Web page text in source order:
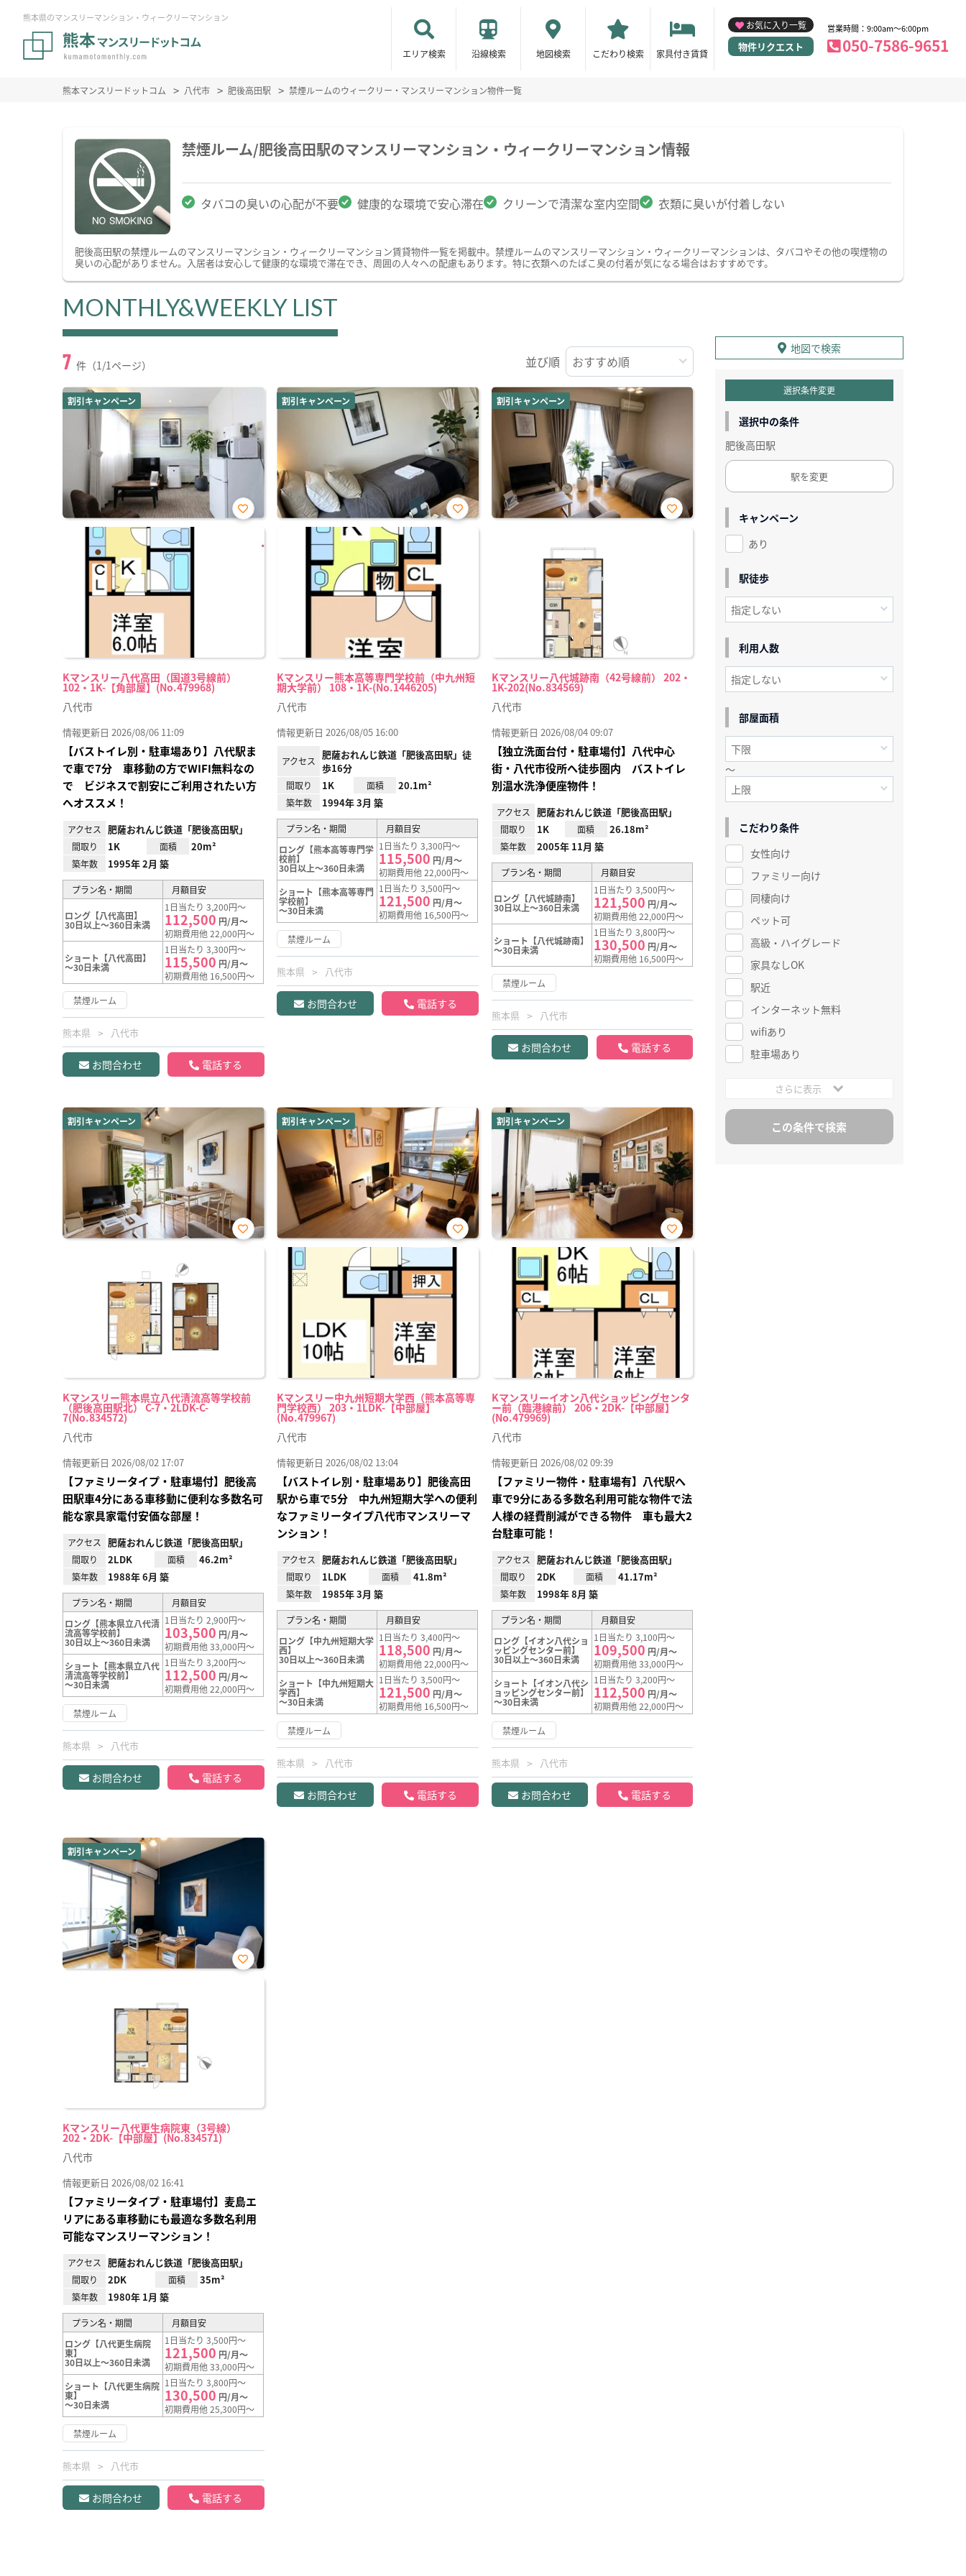
熊本県のマンスリーマンション・ウィークリーマンション
エリア検索 沿線検索 地図検索 こだわり検索 家具付き賃貸
お気に入り一覧
物件リクエスト
営業時間：9:00am～6:00pm
050-7586-9651
熊本マンスリードットコム 八代市 肥後高田駅 禁煙ルームのウィークリー・マンスリーマンション物件一覧
禁煙ルーム/肥後高田駅のマンスリーマンション・ウィークリーマンション情報
タバコの臭いの心配が不要 健康的な環境で安心滞在 クリーンで清潔な室内空間 衣類に臭いが付着しない
肥後高田駅の禁煙ルームのマンスリーマンション・ウィークリーマンション賃貸物件一覧を掲載中。禁煙ルームのマンスリーマンション・ウィークリーマンションは、タバコやその他の喫煙物の
臭いの心配がありません。入居者は安心して健康的な環境で滞在でき、周囲の人々への配慮もあります。特に衣類へのたばこ臭の付着が気になる場合はおすすめです。
MONTHLY&WEEKLY LIST
7 件（1/1ページ） 並び順
割引キャンペーン
Kマンスリー八代高田（国道3号線前）
102・1K-【角部屋】(No.479968)
お気
八代市
情報更新日 2026/08/06 11:09
【バストイレ別・駐車場あり】八代駅ま
で車で7分 車移動の方でWIFI無料なの
で ビジネスで割安にご利用されたい方
へオススメ！
アクセス 肥薩おれんじ鉄道「肥後高田駅」
間取り 1K 面積 20m²
築年数 1995年 2月 築
プラン名・期間 月額目安
ロング【八代高田】
30日以上～360日未満
1日当たり 3,200円～
112,500 円/月～
初期費用他 22,000円～
ショート【八代高田】
～30日未満
1日当たり 3,300円～
115,500 円/月～
初期費用他 16,500円～
禁煙ルーム
熊本県 八代市
お問合わせ 電話する
割引キャンペーン
Kマンスリー熊本高等専門学校前（中九州短
期大学前） 108・1K-(No.1446205)
お気
八代市
情報更新日 2026/08/05 16:00
アクセス
肥薩おれんじ鉄道「肥後高田駅」徒
歩16分
間取り 1K 面積 20.1m²
築年数 1994年 3月 築
プラン名・期間
月額目安
ロング【熊本高等専門学
校前】
30日以上～360日未満
1日当たり 3,300円～
115,500 円/月～
初期費用他 22,000円～
ショート【熊本高等専門
学校前】
～30日未満
1日当たり 3,500円～
121,500 円/月～
初期費用他 16,500円～
禁煙ルーム
熊本県 八代市
お問合わせ 電話する
割引キャンペーン
Kマンスリー八代城跡南（42号線前） 202・
1K-202(No.834569)
お気
八代市
情報更新日 2026/08/04 09:07
【独立洗面台付・駐車場付】八代中心
街・八代市役所へ徒歩圏内 バストイレ
別温水洗浄便座物件！
アクセス 肥薩おれんじ鉄道「肥後高田駅」
間取り 1K 面積 26.18m²
築年数 2005年 11月 築
プラン名・期間 月額目安
ロング【八代城跡南】
30日以上～360日未満
1日当たり 3,500円～
121,500 円/月～
初期費用他 22,000円～
ショート【八代城跡南】
～30日未満
1日当たり 3,800円～
130,500 円/月～
初期費用他 16,500円～
禁煙ルーム
熊本県 八代市
お問合わせ 電話する
割引キャンペーン
Kマンスリー熊本県立八代清流高等学校前
（肥後高田駅北） C-7・2LDK-C-
7(No.834572)
お気
八代市
情報更新日 2026/08/02 17:07
【ファミリータイプ・駐車場付】肥後高
田駅車4分にある車移動に便利な多数名可
能な家具家電付安価な部屋！
アクセス 肥薩おれんじ鉄道「肥後高田駅」
間取り 2LDK 面積 46.2m²
築年数 1988年 6月 築
プラン名・期間
月額目安
ロング【熊本県立八代清
流高等学校前】
30日以上～360日未満
1日当たり 2,900円～
103,500 円/月～
初期費用他 33,000円～
ショート【熊本県立八代
清流高等学校前】
～30日未満
1日当たり 3,200円～
112,500 円/月～
初期費用他 22,000円～
禁煙ルーム
熊本県 八代市
お問合わせ 電話する
割引キャンペーン
Kマンスリー中九州短期大学西（熊本高等専
門学校西） 203・1LDK-【中部屋】
(No.479967)
お気
り登
録
八代市
情報更新日 2026/08/02 13:04
【バストイレ別・駐車場あり】肥後高田
駅から車で5分 中九州短期大学への便利
なファミリータイプ八代市マンスリーマ
ンション！
アクセス 肥薩おれんじ鉄道「肥後高田駅」
間取り 1LDK 面積 41.8m²
築年数 1985年 3月 築
プラン名・期間
月額目安
ロング【中九州短期大学
西】
30日以上～360日未満
1日当たり 3,400円～
118,500 円/月～
初期費用他 22,000円～
ショート【中九州短期大
学西】
～30日未満
1日当たり 3,500円～
121,500 円/月～
初期費用他 16,500円～
禁煙ルーム
熊本県 八代市
お問合わせ 電話する
割引キャンペーン
Kマンスリーイオン八代ショッピングセンタ
ー前（臨港線前） 206・2DK-【中部屋】
(No.479969)
お気
に入
り登
録
八代市
情報更新日 2026/08/02 09:39
【ファミリー物件・駐車場有】八代駅へ
車で9分にある多数名利用可能な物件で法
人様の経費削減ができる物件 車も最大2
台駐車可能！
アクセス 肥薩おれんじ鉄道「肥後高田駅」
間取り 2DK 面積 41.17m²
築年数 1998年 8月 築
プラン名・期間
月額目安
ロング【イオン八代ショ
ッピングセンター前】
30日以上～360日未満
1日当たり 3,100円～
109,500 円/月～
初期費用他 33,000円～
ショート【イオン八代シ
ョッピングセンター前】
～30日未満
1日当たり 3,200円～
112,500 円/月～
初期費用他 22,000円～
禁煙ルーム
熊本県 八代市
お問合わせ 電話する
割引キャンペーン
Kマンスリー八代更生病院東（3号線）
202・2DK-【中部屋】(No.834571)
お気
八代市
情報更新日 2026/08/02 16:41
【ファミリータイプ・駐車場付】麦島エ
リアにある車移動にも最適な多数名利用
可能なマンスリーマンション！
アクセス 肥薩おれんじ鉄道「肥後高田駅」
間取り 2DK 面積 35m²
築年数 1980年 1月 築
プラン名・期間
月額目安
ロング【八代更生病院
東】
30日以上～360日未満
1日当たり 3,500円～
121,500 円/月～
初期費用他 33,000円～
ショート【八代更生病院
東】
～30日未満
1日当たり 3,800円～
130,500 円/月～
初期費用他 25,300円～
禁煙ルーム
熊本県 八代市
お問合わせ 電話する
地図で検索
選択条件変更
選択中の条件
肥後高田駅
駅を変更
キャンペーン
あり
駅徒歩
利用人数
部屋面積
～
こだわり条件
女性向け
ファミリー向け
同棲向け
ペット可
高級・ハイグレード
家具なしOK
駅近
インターネット無料
wifiあり
駐車場あり
さらに表示